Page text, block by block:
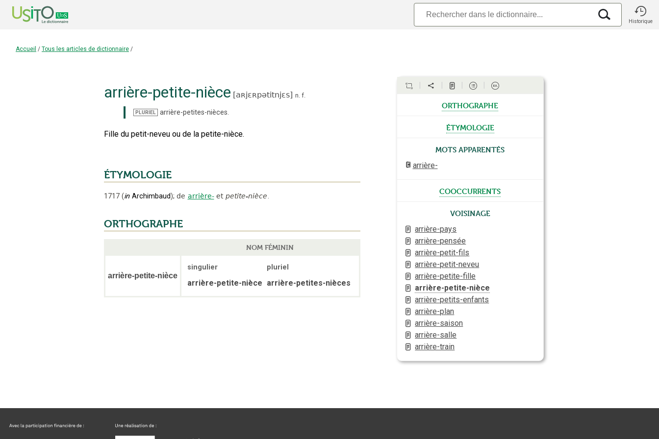
Historique
Accueil / Tous les articles de dictionnaire /
arrière-petite-nièce [aʀjɛʀpətitnjɛs] n. f.
PLURIEL arrière-petites-nièces.
Fille du petit-neveu ou de la petite-nièce.
ÉTYMOLOGIE
1717 (in Archimbaud); de arrière- et petite-nièce.
ORTHOGRAPHE
NOM FÉMININ
arrière-petite-nièce
singulier pluriel
arrière-petite-nièce arrière-petites-nièces
orthographe
étymologie
Mots apparentés
arrière-
cooccurrents
Voisinage
arrière-pays
arrière-pensée
arrière-petit-fils
arrière-petit-neveu
arrière-petite-fille
arrière-petite-nièce
arrière-petits-enfants
arrière-plan
arrière-saison
arrière-salle
arrière-train